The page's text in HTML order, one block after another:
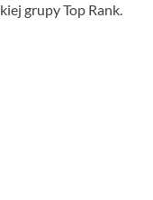
grupy Top Rank.